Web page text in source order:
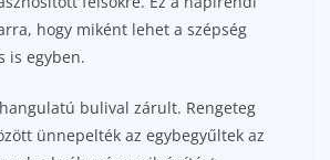
hogy miként lehet a szépség
is egyben.
bulival zárult. Rengeteg
ünnepelték az egybegyűltek az